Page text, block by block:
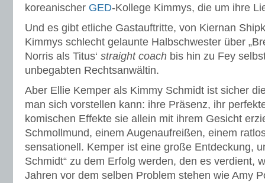
koreanischer GED-Kollege Kimmys, die um ihre
Und es gibt etliche Gastauftritte, von Kiernan
Kimmys schlecht gelaunte Halbschwester über
Norris als Titus‘ straight coach bis hin zu Fey
unbegabten Rechtsanwältin.
Aber Ellie Kemper als Kimmy Schmidt ist sicher
man sich vorstellen kann: ihre Präsenz, ihr
komischen Effekte sie allein mit ihrem Gesicht
Schmollmund, einem Augenaufreißen, einem
sensationell. Kemper ist eine große Entdeckung,
Schmidt“ zu dem Erfolg werden, den es verdient,
Jahren vor dem selben Problem stehen wie Amy